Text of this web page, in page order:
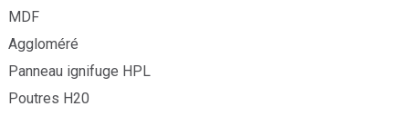
MDF
Aggloméré
Panneau ignifuge HPL
Poutres H20